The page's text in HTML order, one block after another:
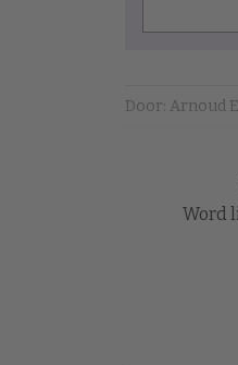
Door: Arnoud
Word